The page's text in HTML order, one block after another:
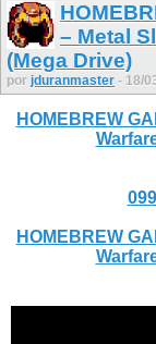
– Metal
(Mega Drive)
por jduranmaster - 18/
HOMEBREW
HOMEBREW